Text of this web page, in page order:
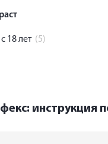
с 18 лет (5)
инструкция